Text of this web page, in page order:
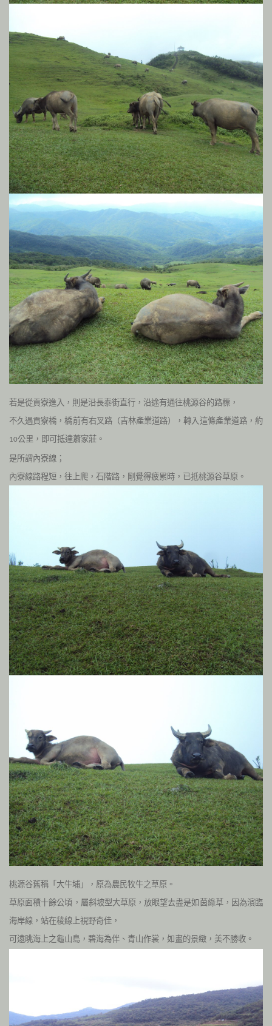
若是從貢寮進入，則是沿長泰街直行，沿途有通往桃源谷的路標，
不久遇貢寮橋，橋前有右叉路（吉林產業道路），轉入這條產業道路，約
10公里，即可抵達蕭家莊。
是所謂內寮線；
內寮線路程短，往上爬，石階路，剛覺得疲累時，已抵桃源谷草原。
桃源谷舊稱「大牛埔」，原為農民牧牛之草原。
草原面積十餘公頃，屬斜坡型大草原，放眼望去盡是如茵綠草，因為濱臨
海岸線，站在稜線上視野奇佳，
可遠眺海上之龜山島，碧海為伴、青山作裳，如畫的景緻，美不勝收。